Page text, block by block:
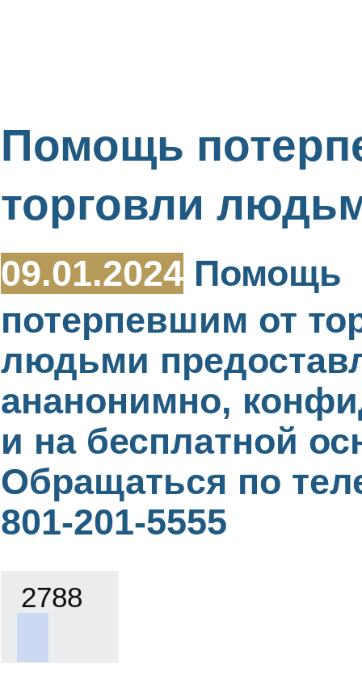
Помощь
торговли
09.01.2024 Помощь
потерпевшим от
людьми
ананонимно,
и на бесплатной
Обращаться по
801-201-5555
2788